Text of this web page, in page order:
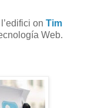
on Tim
Web.